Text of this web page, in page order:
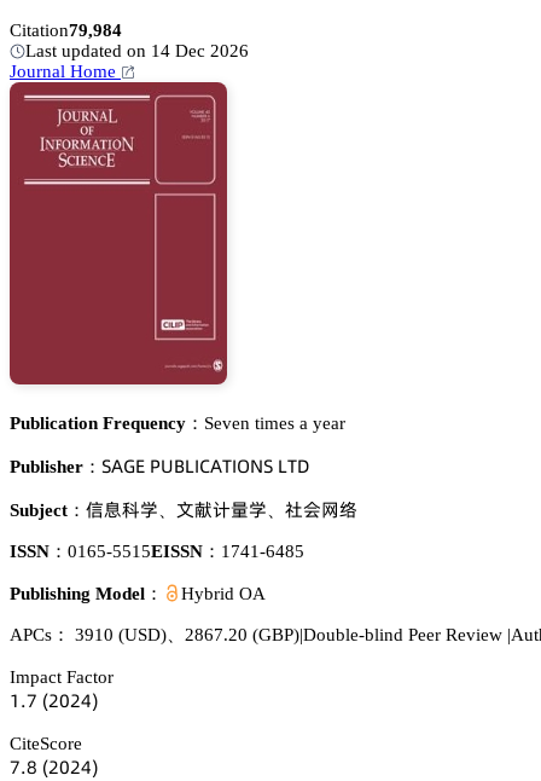
Citation79,984
Last updated on 14 Dec 2026
Journal Home
Publication Frequency： Seven times a year
Publisher： 偌嵻佥乊 鵝侶愨欄喊。嵻穫喊鵣沟偌 欄穫枀
Subject： 烻壄涛惒 鉮藀嫛䪆惒 㪫肦㢿謩
ISSN： 0165-5515EISSN： 1741-6485
Publishing Model： Hybrid OA
APCs： 3910 (USD) 2867.20 (GBP)|Double-blind Peer Review |
Impact Factor
声.篫 (缗蔡缗鋺)
CiteScore
篫.躭 (缗蔡缗鋺)